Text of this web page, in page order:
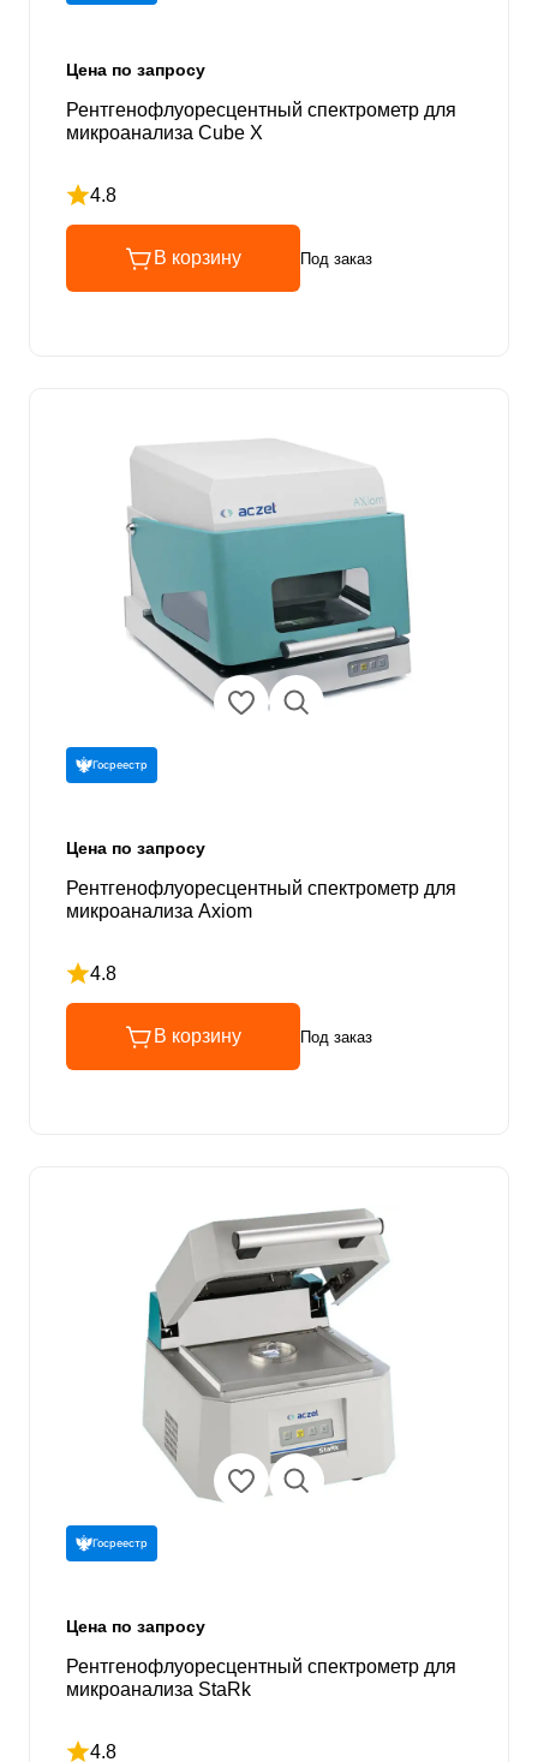
Цена по запросу
Рентгенофлуоресцентный спектрометр для
микроанализа Cube Х
4.8
Рейтинг 4.8 из 5
В корзину Под заказ
Госреестр
Цена по запросу
Рентгенофлуоресцентный спектрометр для
микроанализа Axiom
4.8
Рейтинг 4.8 из 5
В корзину Под заказ
Госреестр
Цена по запросу
Рентгенофлуоресцентный спектрометр для
микроанализа StaRk
4.8